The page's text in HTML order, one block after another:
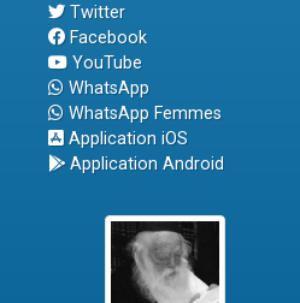
Twitter
Facebook
YouTube
WhatsApp
WhatsApp Femmes
Application iOS
Application Android